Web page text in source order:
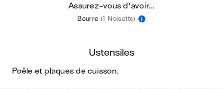
Assurez-vous d'avoir...
Beurre (1 Noisette)
ustensiles
poêle et plaques de cuisson.